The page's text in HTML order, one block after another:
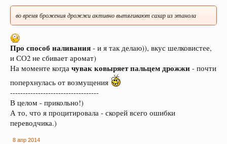
В случае, если Вы не знаете в какую тему
форума обратится с конкретным вопросом -
просьба уточнить в чате этот момент, Вам
будут предложены подходящие разделы, в
которых Вы сможете задать свой вопрос, либо
найти ответ на него, если такой вопрос уже
поднимался на обсуждение.
Уважаемые пивовары, при прочтении
во время брожения дрожжи активно вытягивают сахар из этанола
Про способ наливания - и я так делаю)), вкус шелковистее,
и СО2 не сбивает аромат)
На моменте когда чувак ковыряет пальцем дрожжи - почти
поперхнулась от возмущения
-----------------------------------
В целом - прикольно!)
А то, что я процитировала - скорей всего ошибки
переводчика.)
8 апр 2014